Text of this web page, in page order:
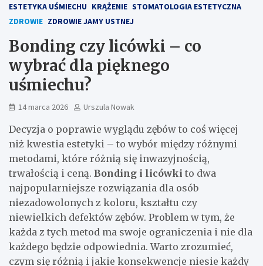
ESTETYKA UŚMIECHU KRĄŻENIE STOMATOLOGIA ESTETYCZNA
ZDROWIE ZDROWIE JAMY USTNEJ
Bonding czy licówki – co
wybrać dla pięknego
uśmiechu?
14 marca 2026 Urszula Nowak
Decyzja o poprawie wyglądu zębów to coś więcej
niż kwestia estetyki – to wybór między różnymi
metodami, które różnią się inwazyjnością,
trwałością i ceną. Bonding i licówki to dwa
najpopularniejsze rozwiązania dla osób
niezadowolonych z koloru, kształtu czy
niewielkich defektów zębów. Problem w tym, że
każda z tych metod ma swoje ograniczenia i nie dla
każdego będzie odpowiednia. Warto zrozumieć,
czym się różnią i jakie konsekwencje niesie każdy